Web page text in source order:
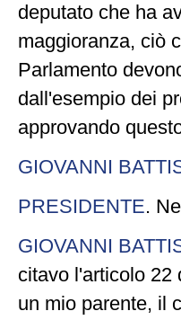
deputato che ha
maggioranza, ciò
Parlamento
dall'esempio dei
approvando
GIOVANNI
PRESIDENTE.
GIOVANNI
citavo l'articolo 22
un mio parente, il